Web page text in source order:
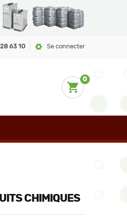
63 10 Se connecter
0
CHIMIQUES